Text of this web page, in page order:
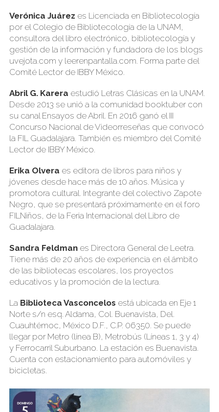
Verónica Juárez es Licenciada en Bibliotecología
por el Colegio de Bibliotecología de la UNAM,
consultora del libro electrónico, bibliotecología y
gestión de la información y fundadora de los blogs
uvejota.com y leerenpantalla.com. Forma parte del
Comité Lector de IBBY México.
Abril G. Karera estudió Letras Clásicas en la UNAM.
Desde 2013 se unió a la comunidad booktuber con
su canal Ensayos de Abril. En 2016 ganó el III
Concurso Nacional de Videorreseñas que convocó
la FIL Guadalajara. También es miembro del Comité
Lector de IBBY México.
Erika Olvera es editora de libros para niños y
jóvenes desde hace más de 10 años. Música y
promotora cultural. Integrante del colectivo Zapote
Negro, que se presentará próximamente en el foro
FILNiños, de la Feria Internacional del Libro de
Guadalajara.
Sandra Feldman es Directora General de Leetra.
Tiene más de 20 años de experiencia en el ámbito
de las bibliotecas escolares, los proyectos
educativos y la promoción de la lectura.
La Biblioteca Vasconcelos está ubicada en Eje 1
Norte s/n esq. Aldama, Col. Buenavista, Del.
Cuauhtémoc, México D.F., C.P. 06350. Se puede
llegar por Metro (línea B), Metrobús (Líneas 1, 3 y 4)
y Ferrocarril Suburbano. La estación es Buenavista.
Cuenta con estacionamiento para automóviles y
bicicletas.